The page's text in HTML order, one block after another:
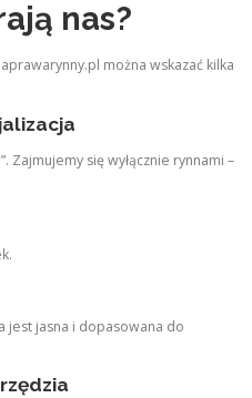
nas?
można wskazać kilka
Zajmujemy się wyłącznie rynnami –
jest jasna i dopasowana do